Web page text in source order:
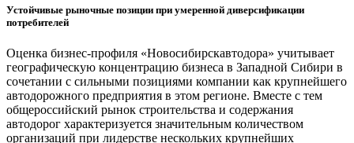
Устойчивые рыночные позиции при умеренной диверсификации
потребителей
Оценка бизнес-профиля «Новосибирскавтодора» учитывает
географическую концентрацию бизнеса в Западной Сибири в
сочетании с сильными позициями компании как крупнейшего
автодорожного предприятия в этом регионе. Вместе с тем
общероссийский рынок строительства и содержания
автодорог характеризуется значительным количеством
организаций при лидерстве нескольких крупнейших